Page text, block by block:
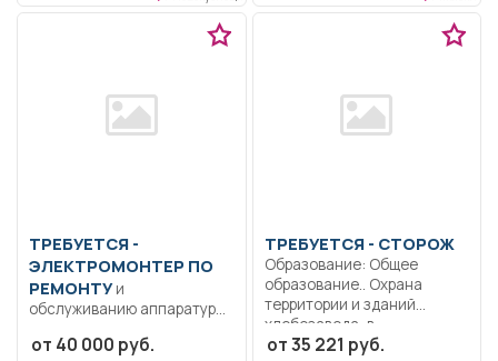
ТРЕБУЕТСЯ -
ЭЛЕКТРОМОНТЕР ПО
РЕМОНТУи
обслуживанию аппаратуры
Образование: Среднее
от 40 000 руб.
ТРЕБУЕТСЯ - СТОРОЖ
Образование: Общее
образование.. Охрана
территории и зданий
хлебозавода, в...
от 35 221 руб.